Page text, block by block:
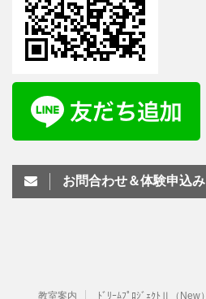
お問合わせ＆体験申込み
教室案内 ﾄﾞﾘｰﾑﾌﾟﾛｼﾞｪｸﾄⅡ（New）